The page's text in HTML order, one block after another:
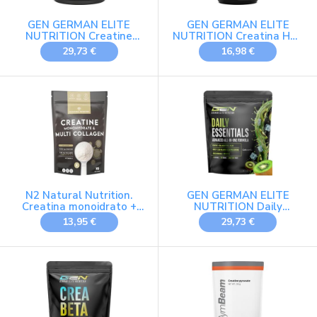
GEN GERMAN ELITE
NUTRITION Creatine
Ultra Caps® - 420
Capsule
29,73 €
GEN GERMAN ELITE
NUTRITION Creatina HCL
- 180 capsule - Dosaggio
elevato con 3000 mg -
assorbimento - Elevata
biodisponibilità - Vegan
16,98 €
N2 Natural Nutrition.
Creatina monoidrato +
collagene multi
idrolizzato con vitamina C
collagene I, II, III, V e X.
Senza aromi.
13,95 €
GEN GERMAN ELITE
NUTRITION Daily
Essentials Formula All-
in-One - 900 g Polvere -
29,73 €